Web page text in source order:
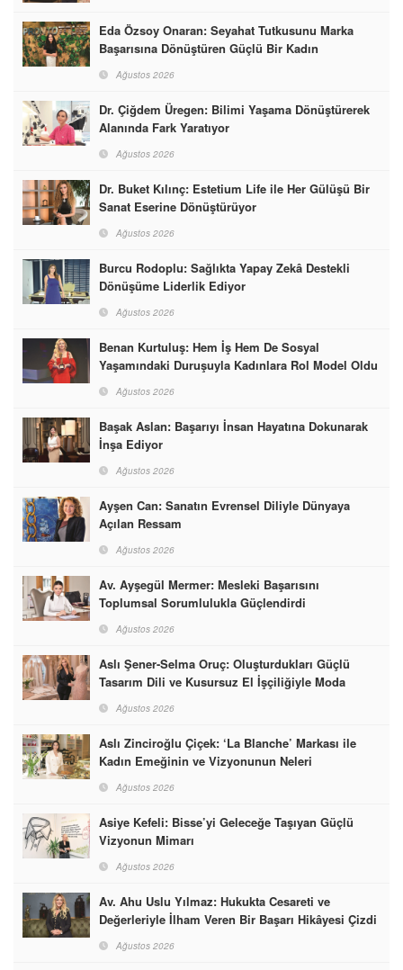
Eda Özsoy Onaran: Seyahat Tutkusunu Marka
Başarısına Dönüştüren Güçlü Bir Kadın
Ağustos 2026
Dr. Çiğdem Üregen: Bilimi Yaşama Dönüştürerek
Alanında Fark Yaratıyor
Ağustos 2026
Dr. Buket Kılınç: Estetium Life ile Her Gülüşü Bir
Sanat Eserine Dönüştürüyor
Ağustos 2026
Burcu Rodoplu: Sağlıkta Yapay Zekâ Destekli
Dönüşüme Liderlik Ediyor
Ağustos 2026
Benan Kurtuluş: Hem İş Hem De Sosyal
Yaşamındaki Duruşuyla Kadınlara Rol Model Oldu
Ağustos 2026
Başak Aslan: Başarıyı İnsan Hayatına Dokunarak
İnşa Ediyor
Ağustos 2026
Ayşen Can: Sanatın Evrensel Diliyle Dünyaya
Açılan Ressam
Ağustos 2026
Av. Ayşegül Mermer: Mesleki Başarısını
Toplumsal Sorumlulukla Güçlendirdi
Ağustos 2026
Aslı Şener-Selma Oruç: Oluşturdukları Güçlü
Tasarım Dili ve Kusursuz El İşçiliğiyle Moda
Dünyasına İmzalarını Attılar
Ağustos 2026
Aslı Zinciroğlu Çiçek: ‘La Blanche’ Markası ile
Kadın Emeğinin ve Vizyonunun Neleri
Başarabileceğinin En Güzel Örneğini Sunuyor
Ağustos 2026
Asiye Kefeli: Bisse’yi Geleceğe Taşıyan Güçlü
Vizyonun Mimarı
Ağustos 2026
Av. Ahu Uslu Yılmaz: Hukukta Cesareti ve
Değerleriyle İlham Veren Bir Başarı Hikâyesi Çizdi
Ağustos 2026